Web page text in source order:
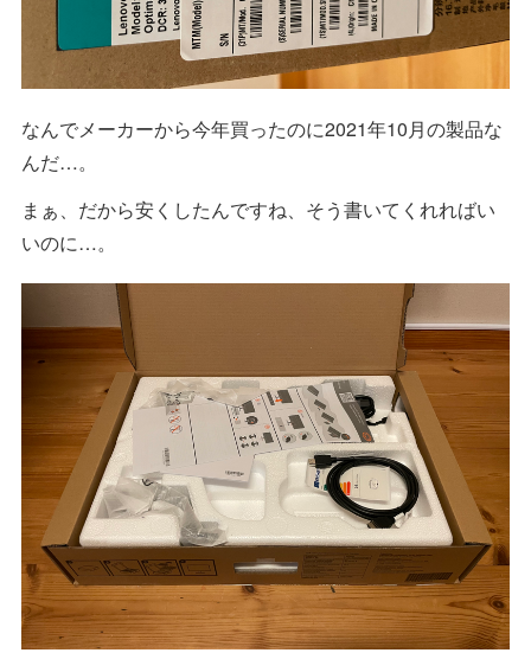
なんでメーカーから今年買ったのに2021年10月の製品な
んだ…。
まぁ、だから安くしたんですね、そう書いてくれればい
いのに…。